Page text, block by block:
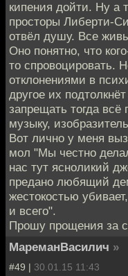
кипения дойти. Ну а
просторы Либерти-
отвёл душу. Все
Оно понятно, что
то спровоцировать.
отклонениями в
другое их
запрещать тогда
музыку,
Вот лично у меня
мол "Мы честно
нас тут ясноликий
предано любящий
жестокостью
и всего".
Прошу прощения за
МареманВасилич »
#49 | 30.01.15 11:43